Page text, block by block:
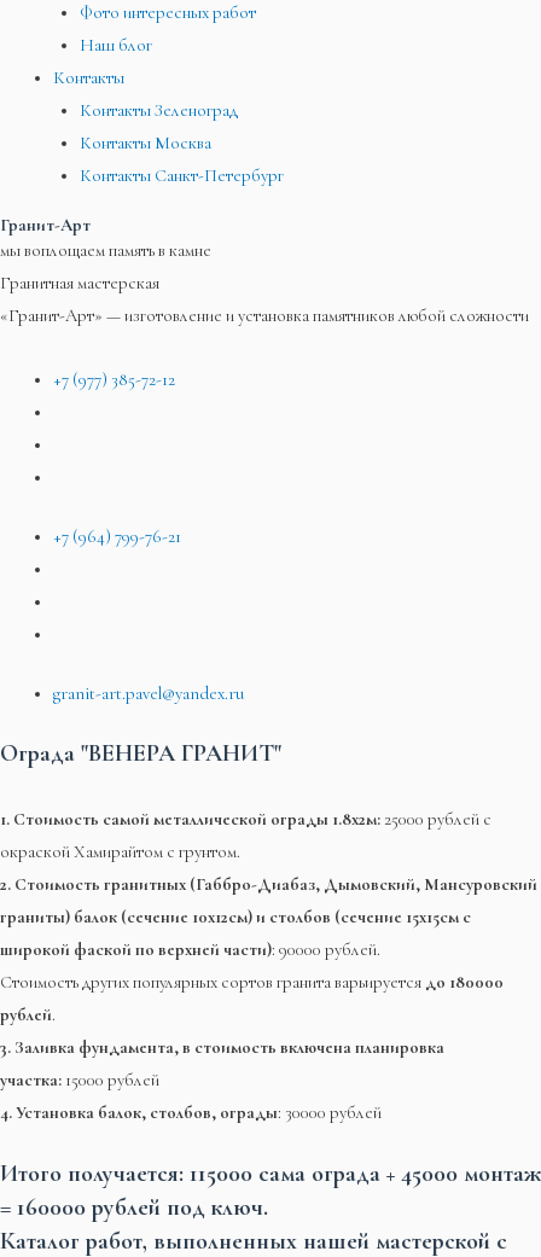
Фото интересных работ
Наш блог
Контакты
Контакты Зеленоград
Контакты Москва
Контакты Санкт-Петербург
Гранит-Арт
мы воплощаем память в камне
Гранитная мастерская
«Гранит-Арт» — изготовление и установка памятников любой сложности
+7 (977) 385-72-12
+7 (964) 799-76-21
granit-art.pavel@yandex.ru
Ограда "ВЕНЕРА ГРАНИТ"
1. Стоимость самой металлической ограды 1.8х2м: 25000 рублей с
окраской Хамирайтом с грунтом.
2. Стоимость гранитных (Габбро-Диабаз, Дымовский, Мансуровский
граниты) балок (сечение 10х12см) и столбов (сечение 15х15см с
широкой фаской по верхней части): 90000 рублей.
Стоимость других популярных сортов гранита варьируется до 180000
рублей.
3. Заливка фундамента, в стоимость включена планировка
участка: 15000 рублей
4. Установка балок, столбов, ограды: 30000 рублей
Итого получается: 115000 сама ограда + 45000 монтаж
= 160000 рублей под ключ.
Каталог работ, выполненных нашей мастерской с